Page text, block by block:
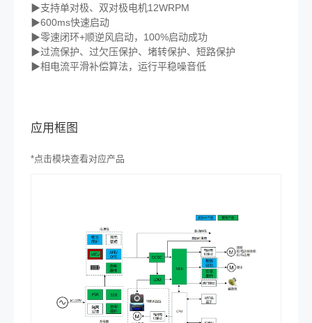
▶支持单对极、双对极电机12WRPM
▶600ms快速启动
▶零速闭环+顺逆风启动，100%启动成功
▶过流保护、过欠压保护、堵转保护、短路保护
▶相电流平滑补偿算法，运行平稳噪音低
应用框图
*点击模块查看对应产品